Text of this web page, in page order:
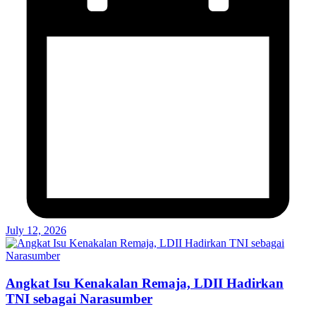
July 12, 2026
Angkat Isu Kenakalan Remaja, LDII Hadirkan
TNI sebagai Narasumber